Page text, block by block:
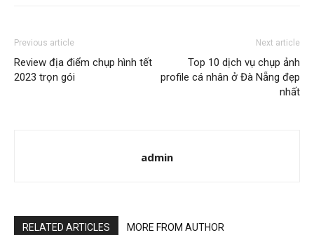
Previous article
Review địa điểm chụp hình tết
2023 trọn gói
Next article
Top 10 dịch vụ chụp ảnh
profile cá nhân ở Đà Nẵng đẹp
nhất
admin
RELATED ARTICLES MORE FROM AUTHOR